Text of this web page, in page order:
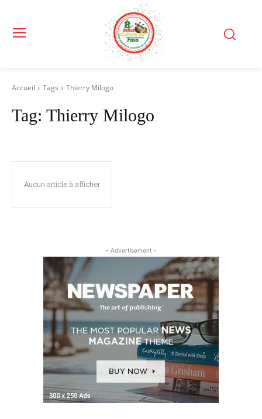
Accueil Tags Thierry Milogo
Tag: Thierry Milogo
Aucun article à afficher
- Advertisement -